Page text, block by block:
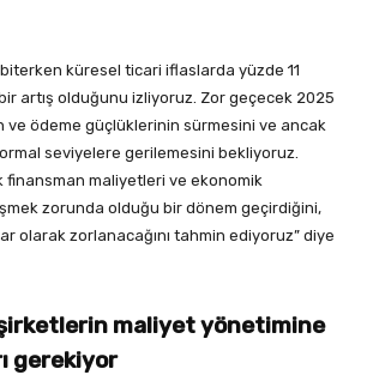
biterken küresel ticari iflaslarda yüzde 11
artış olduğunu izliyoruz. Zor geçecek 2025
ve ödeme güçlüklerinin sürmesini ve ancak
seviyelere gerilemesini bekliyoruz.
finansman maliyetleri ve ekonomik
zorunda olduğu bir dönem geçirdiğini,
olarak zorlanacağını tahmin ediyoruz” diye
maliyet yönetimine
gerekiyor